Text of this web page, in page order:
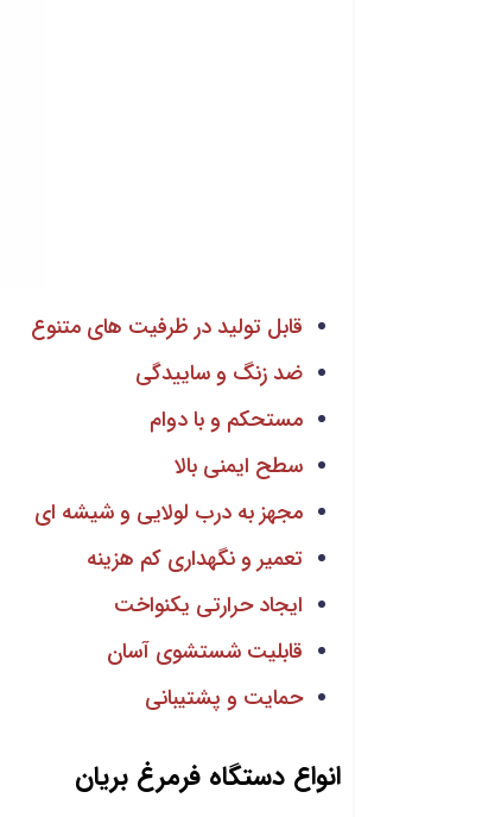
قابل تولید در ظرفیت های متنوع
ضد زنگ و ساییدگی
مستحکم و با دوام
سطح ایمنی بالا
مجهز به درب لولایی و شیشه ای
تعمیر و نگهداری کم هزینه
ایجاد حرارتی یکنواخت
قابلیت شستشوی آسان
حمایت و پشتیبانی
انواع دستگاه فرمرغ بریان